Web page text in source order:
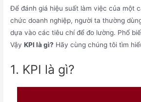
Để đánh giá hiệu suất làm việc của một
chức doanh nghiệp, người ta thường
dựa vào các tiêu chí để đo lường. Phổ
VậyKPI là gì? Hãy cùng chúng tôi tìm
1. KPI là gì?